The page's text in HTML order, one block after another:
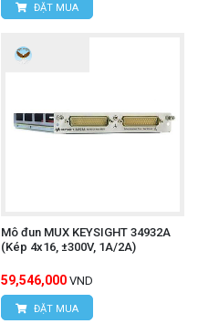
ĐẶT MUA
Mô đun MUX KEYSIGHT 34932A
(Kép 4x16, ±300V, 1A/2A)
59,546,000 VND
ĐẶT MUA